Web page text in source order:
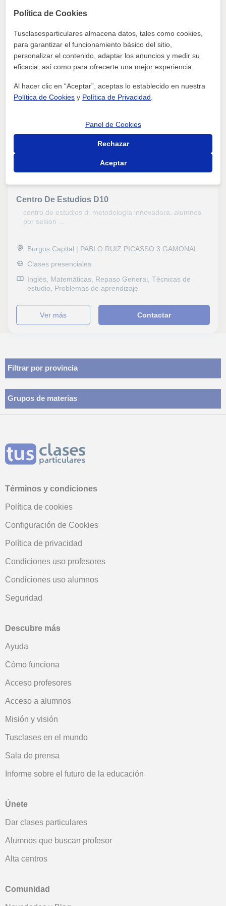
Educa Centro De Estudios
en educa damos clases de apoyo de todos los niveles y
asignaturas....
Clases presenciales
Lengua Castellana y Literatura, Selectividad, Técnicas
de estudio, Problemas de aprendizaje
Centro De Estudios D10
centro de estudios d. metodología innovadora. alumnos
por sesion ...
Burgos Capital | PABLO RUIZ PICASSO 3 GAMONAL
Clases presenciales
Inglés, Matemáticas, Repaso General, Técnicas de
estudio, Problemas de aprendizaje
ver más Contactar
Filtrar por provincia
Grupos de materias
Términos y condiciones
Política de cookies
Configuración de Cookies
Política de privacidad
Condiciones uso profesores
Condiciones uso alumnos
Seguridad
Descubre más
Ayuda
Cómo funciona
Acceso profesores
Acceso a alumnos
Misión y visión
Tusclases en el mundo
Sala de prensa
Informe sobre el futuro de la educación
Únete
Dar clases particulares
Alumnos que buscan profesor
Alta centros
Comunidad
Política de Cookies
Tusclasesparticulares almacena datos, tales como cookies,
para garantizar el funcionamiento básico del sitio,
personalizar el contenido, adaptar los anuncios y medir su
eficacia, así como para ofrecerte una mejor experiencia.
Al hacer clic en “Aceptar”, aceptas lo establecido en nuestra
Política de Cookies y Política de Privacidad
Panel de Cookies
Rechazar
Aceptar